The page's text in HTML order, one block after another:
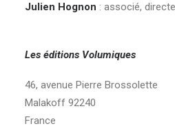
Julien Hognon : associé,
Les éditions Volumiques
46, avenue Pierre Brossolette
Malakoff 92240
France